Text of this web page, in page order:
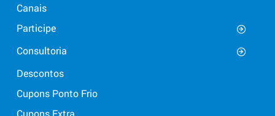
Canais
Participe
Consultoria
Descontos
Cupons Ponto Frio
Cupons Extra